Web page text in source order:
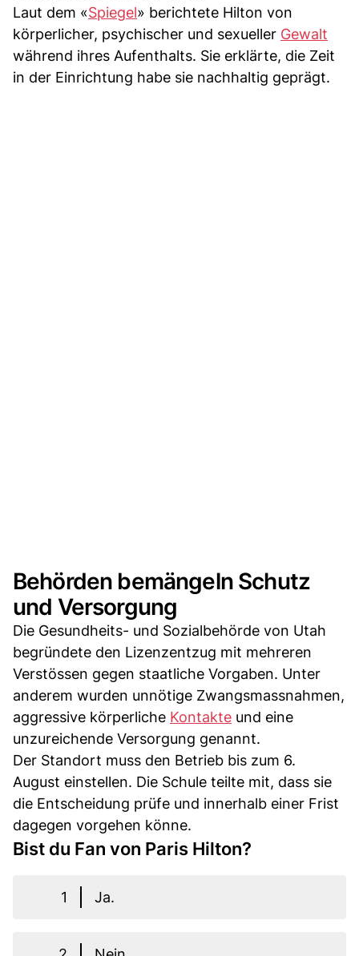
Laut dem «Spiegel» berichtete Hilton von
körperlicher, psychischer und sexueller Gewalt
während ihres Aufenthalts. Sie erklärte, die Zeit
in der Einrichtung habe sie nachhaltig geprägt.
Behörden bemängeln Schutz
und Versorgung
Die Gesundheits- und Sozialbehörde von Utah
begründete den Lizenzentzug mit mehreren
Verstössen gegen staatliche Vorgaben. Unter
anderem wurden unnötige Zwangsmassnahmen,
aggressive körperliche Kontakte und eine
unzureichende Versorgung genannt.
Der Standort muss den Betrieb bis zum 6.
August einstellen. Die Schule teilte mit, dass sie
die Entscheidung prüfe und innerhalb einer Frist
dagegen vorgehen könne.
Bist du Fan von Paris Hilton?
1 Ja.